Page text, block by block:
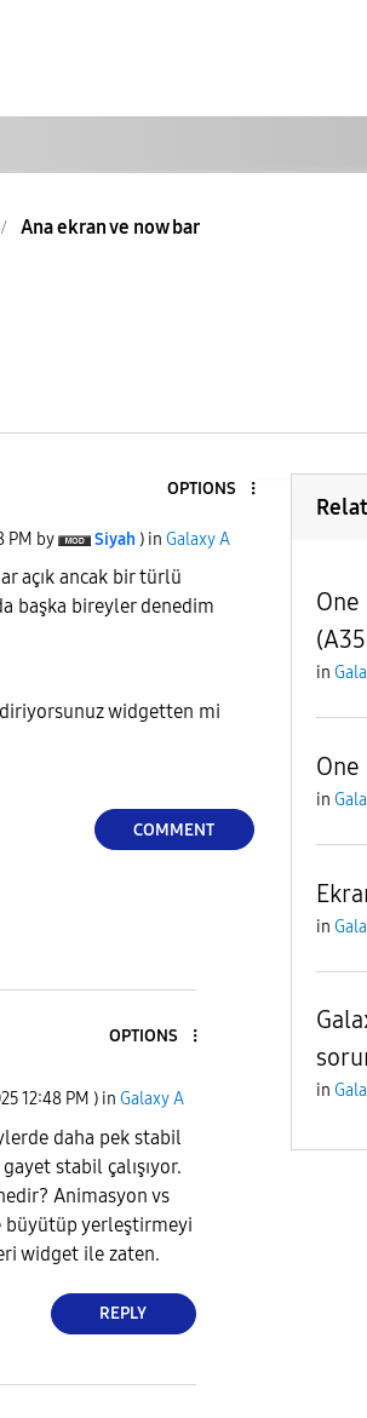
Ana ekran ve now bar
OPTIONS
PM by Siyah ) in Galaxy A
açık ancak bir türlü
başka bireyler denedim
widgetten mi
COMMENT
OPTIONS
12:48 PM ) in Galaxy A
daha pek stabil
stabil çalışıyor.
Animasyon vs
büyütüp yerleştirmeyi
widget ile zaten.
REPLY
in
One
in
in
in